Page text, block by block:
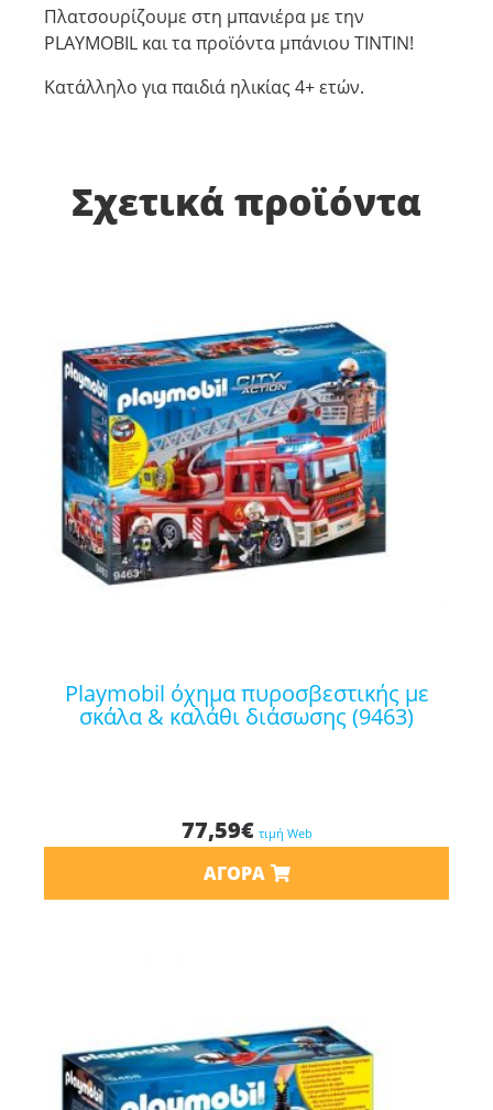
Πλατσουρίζουμε στη μπανιέρα με την
PLAYMOBIL και τα προϊόντα μπάνιου TINTIN!
Κατάλληλο για παιδιά ηλικίας 4+ ετών.
Σχετικά προϊόντα
playmobil όχημα πυροσβεστικής με
σκάλα & καλάθι διάσωσης (9463)
77,59€ τιμή Web
ΑΓΟΡΆ